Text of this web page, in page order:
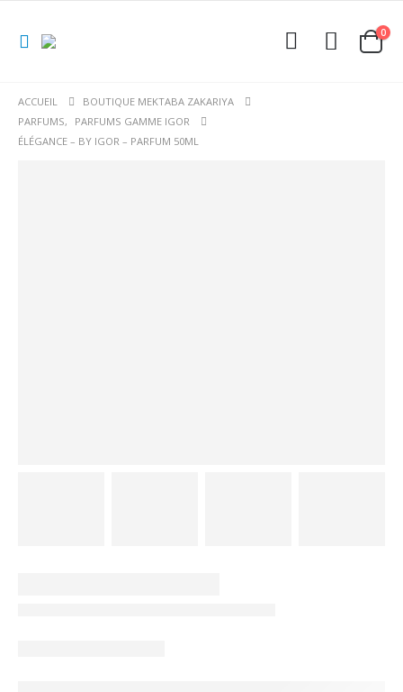
0
ACCUEIL
BOUTIQUE MEKTABA ZAKARIYA
PARFUMS,
PARFUMS GAMME IGOR
ÉLÉGANCE – BY IGOR – PARFUM 50ML